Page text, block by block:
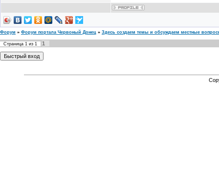
Форум » Форум портала Червоный Донец » Здесь создаем темы и обсуждаем местные
Страница 1 из 1 1